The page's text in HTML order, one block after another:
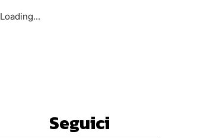
Loading...
Seguici